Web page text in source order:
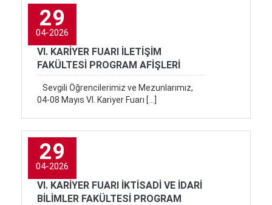
29
04-2026
VI. KARİYER FUARI İLETİŞİM
FAKÜLTESİ PROGRAM AFİŞLERİ
Sevgili Öğrencilerimiz ve Mezunlarımız,
04-08 Mayıs VI. Kariyer Fuarı […]
29
04-2026
VI. KARİYER FUARI İKTİSADİ VE İDARİ
BİLİMLER FAKÜLTESİ PROGRAM